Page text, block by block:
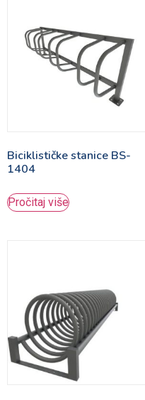
Biciklističke stanice BS-
1404
Pročitaj više